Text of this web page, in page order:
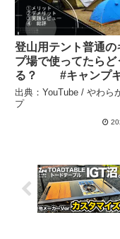
登山用テント普通の
プ場で使ってたらど
る？ #キャンプ
ャンプ#テント#登山
ンプ場 – やわらかキ
出典：YouTube / やわら
プ